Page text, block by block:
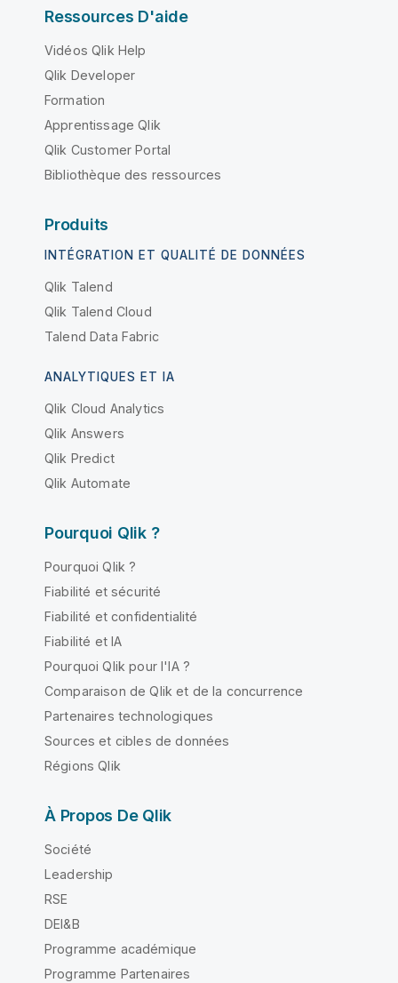
Ressources D'aide
Vidéos Qlik Help
Qlik Developer
Formation
Apprentissage Qlik
Qlik Customer Portal
Bibliothèque des ressources
Produits
INTÉGRATION ET QUALITÉ DE DONNÉES
Qlik Talend
Qlik Talend Cloud
Talend Data Fabric
ANALYTIQUES ET IA
Qlik Cloud Analytics
Qlik Answers
Qlik Predict
Qlik Automate
Pourquoi Qlik ?
Pourquoi Qlik ?
Fiabilité et sécurité
Fiabilité et confidentialité
Fiabilité et IA
Pourquoi Qlik pour l'IA ?
Comparaison de Qlik et de la concurrence
Partenaires technologiques
Sources et cibles de données
Régions Qlik
À Propos De Qlik
Société
Leadership
RSE
DEI&B
Programme académique
Programme Partenaires